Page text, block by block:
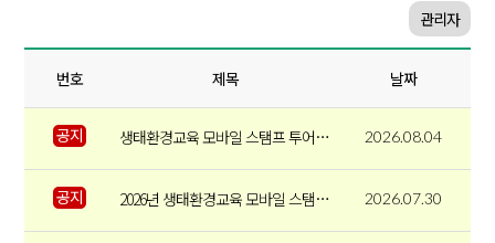
관리자
번호 제목 날짜
공지 생태환경교육 모바일 스탬프 투어 프로그램 안내(큐알코드 인증 프로그램) 2026.08.04
공지 2026년 생태환경교육 모바일 스탬프 투어 운영 2026.07.30